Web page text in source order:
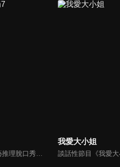
我愛大小姐